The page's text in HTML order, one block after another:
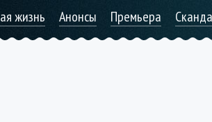
жизнь Анонсы Премьера